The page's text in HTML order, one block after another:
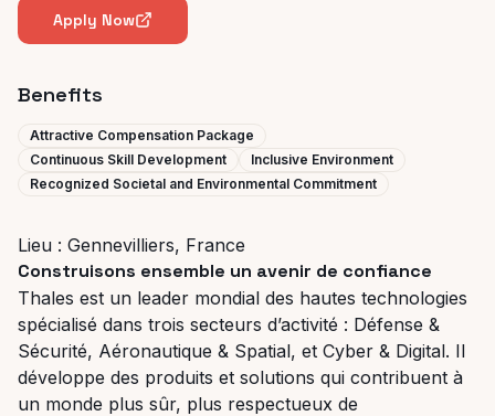
Apply Now
Benefits
Attractive Compensation Package
Continuous Skill Development
Inclusive Environment
Recognized Societal and Environmental Commitment
Lieu : Gennevilliers, France
Construisons ensemble un avenir de confiance
Thales est un leader mondial des hautes technologies
spécialisé dans trois secteurs d’activité : Défense &
Sécurité, Aéronautique & Spatial, et Cyber & Digital. Il
développe des produits et solutions qui contribuent à
un monde plus sûr, plus respectueux de